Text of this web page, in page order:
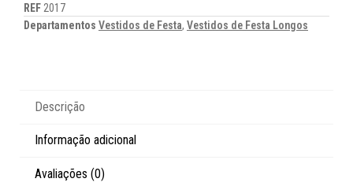
REF 2017
Departamentos Vestidos de Festa, Vestidos de Festa Longos
Descrição
Informação adicional
Avaliações (0)